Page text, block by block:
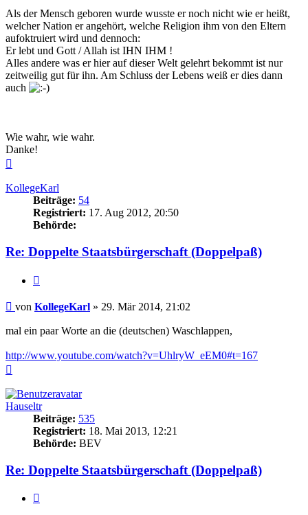
Als der Mensch geboren wurde wusste er noch nicht wie er heißt,
welcher Nation er angehört, welche Religion ihm von den Eltern
aufoktruiert wird und dennoch:
Er lebt und Gott / Allah ist IHN IHM !
Alles andere was er hier auf dieser Welt gelehrt bekommt ist nur
zeitweilig gut für ihn. Am Schluss der Lebens weiß er dies dann
auch
Wie wahr, wie wahr.
Danke!
KollegeKarl
Beiträge: 54
Registriert: 17. Aug 2012, 20:50
Behörde:
Re: Doppelte Staatsbürgerschaft (Doppelpaß)
Beitrag
von KollegeKarl » 29. Mär 2014, 21:02
mal ein paar Worte an die (deutschen) Waschlappen,
http://www.youtube.com/watch?v=UhlryW_eEM0#t=167
Hauseltr
Beiträge: 535
Registriert: 18. Mai 2013, 12:21
Behörde: BEV
Re: Doppelte Staatsbürgerschaft (Doppelpaß)